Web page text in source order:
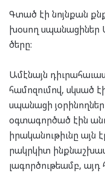
Գտած էի նոյն­քան
խօ­սող սպա­նա­ցի­ներ
ծե­րը:
Ամէ­նայն
հա­մո­զու­մով, սկսած
սպա­նա­ցի
օգ­տա­գոր­ծած էին
իրա­կա­նու­թիւնը այն
րակր­կիտ
լա­գոր­ծու­թեամբ,